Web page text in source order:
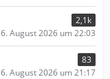
2,1k
6. August 2026 um 22:03
83
6. August 2026 um 21:17